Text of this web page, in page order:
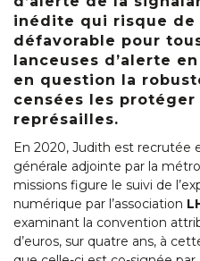
inédite qui risque
défavorable pour
lanceuses d’alerte
en question la
censées les
représailles.
En 2020, Judith est recrutée
générale adjointe par la
missions figure le suivi de
numérique par l’association
examinant la convention
d’euros, sur quatre ans, à